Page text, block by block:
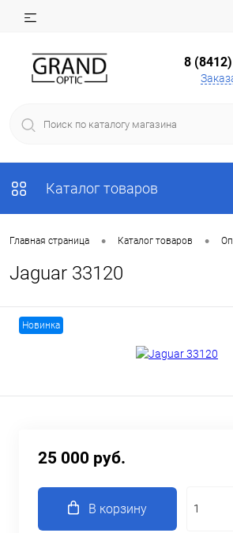
8
Каталог товаров
Главная страница • Каталог товаров •
Jaguar 33120
Новинка
25 000 руб.
В корзину